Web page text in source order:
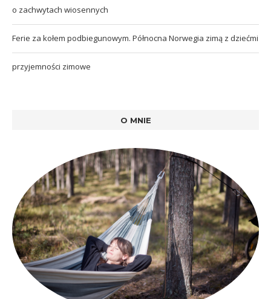
o zachwytach wiosennych
Ferie za kołem podbiegunowym. Północna Norwegia zimą z dziećmi
przyjemności zimowe
O MNIE